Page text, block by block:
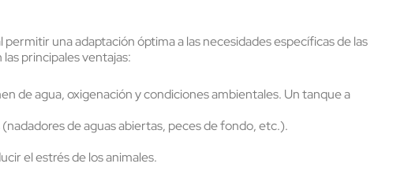
una adaptación óptima a las necesidades específicas de las
principales ventajas:
de agua, oxigenación y condiciones ambientales. Un tanque a
de aguas abiertas, peces de fondo, etc.).
el estrés de los animales.